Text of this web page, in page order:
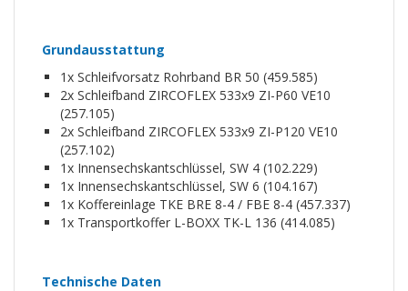
Grundausstattung
1x Schleifvorsatz Rohrband BR 50 (459.585)
2x Schleifband ZIRCOFLEX 533x9 ZI-P60 VE10
(257.105)
2x Schleifband ZIRCOFLEX 533x9 ZI-P120 VE10
(257.102)
1x Innensechskantschlüssel, SW 4 (102.229)
1x Innensechskantschlüssel, SW 6 (104.167)
1x Koffereinlage TKE BRE 8-4 / FBE 8-4 (457.337)
1x Transportkoffer L-BOXX TK-L 136 (414.085)
Technische Daten